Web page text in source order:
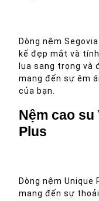
Dòng nệm
kế đẹp mắt và
lụa sang trọng và
mang đến sự êm
của bạn.
Nệm cao su
Plus
Dòng nệm Unique
mang đến sự